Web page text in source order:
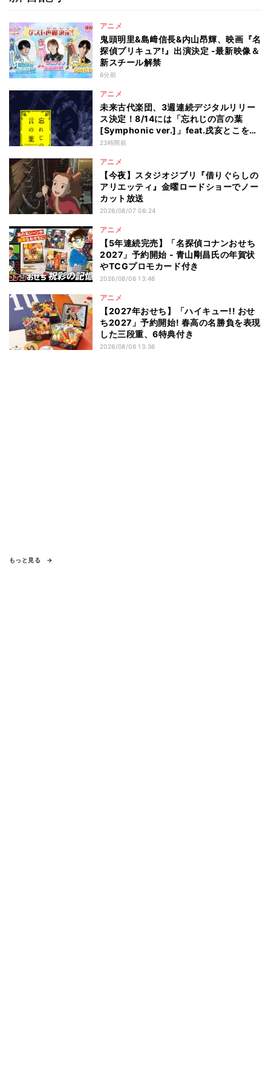
アニメ
鬼頭明里&島﨑信長&内山昂輝、映画『名
探偵プリキュア!』出演決定 -最新映像＆
新スチール解禁
6分前
アニメ
未来古代楽団、3週連続デジタルリリー
ス決定！8/14には「忘れじの言の葉
[Symphonic ver.]」feat.戌亥とこを配
信
23時間前
アニメ
【今夜】スタジオジブリ『借りぐらしの
アリエッティ』金曜ロードショーでノー
カット放送
2026/08/07 06:24
アニメ
【5年連続完売】「名探偵コナンおせち
2027」予約開始 - 青山剛昌氏の年賀状
やTCGプロモカード付き
2026/08/06 13:46
アニメ
【2027年おせち】「ハイキュー!! おせ
ち2027」予約開始! 春高の名勝負を表現
した三段重、6特典付き
2026/08/06 13:36
もっと見る